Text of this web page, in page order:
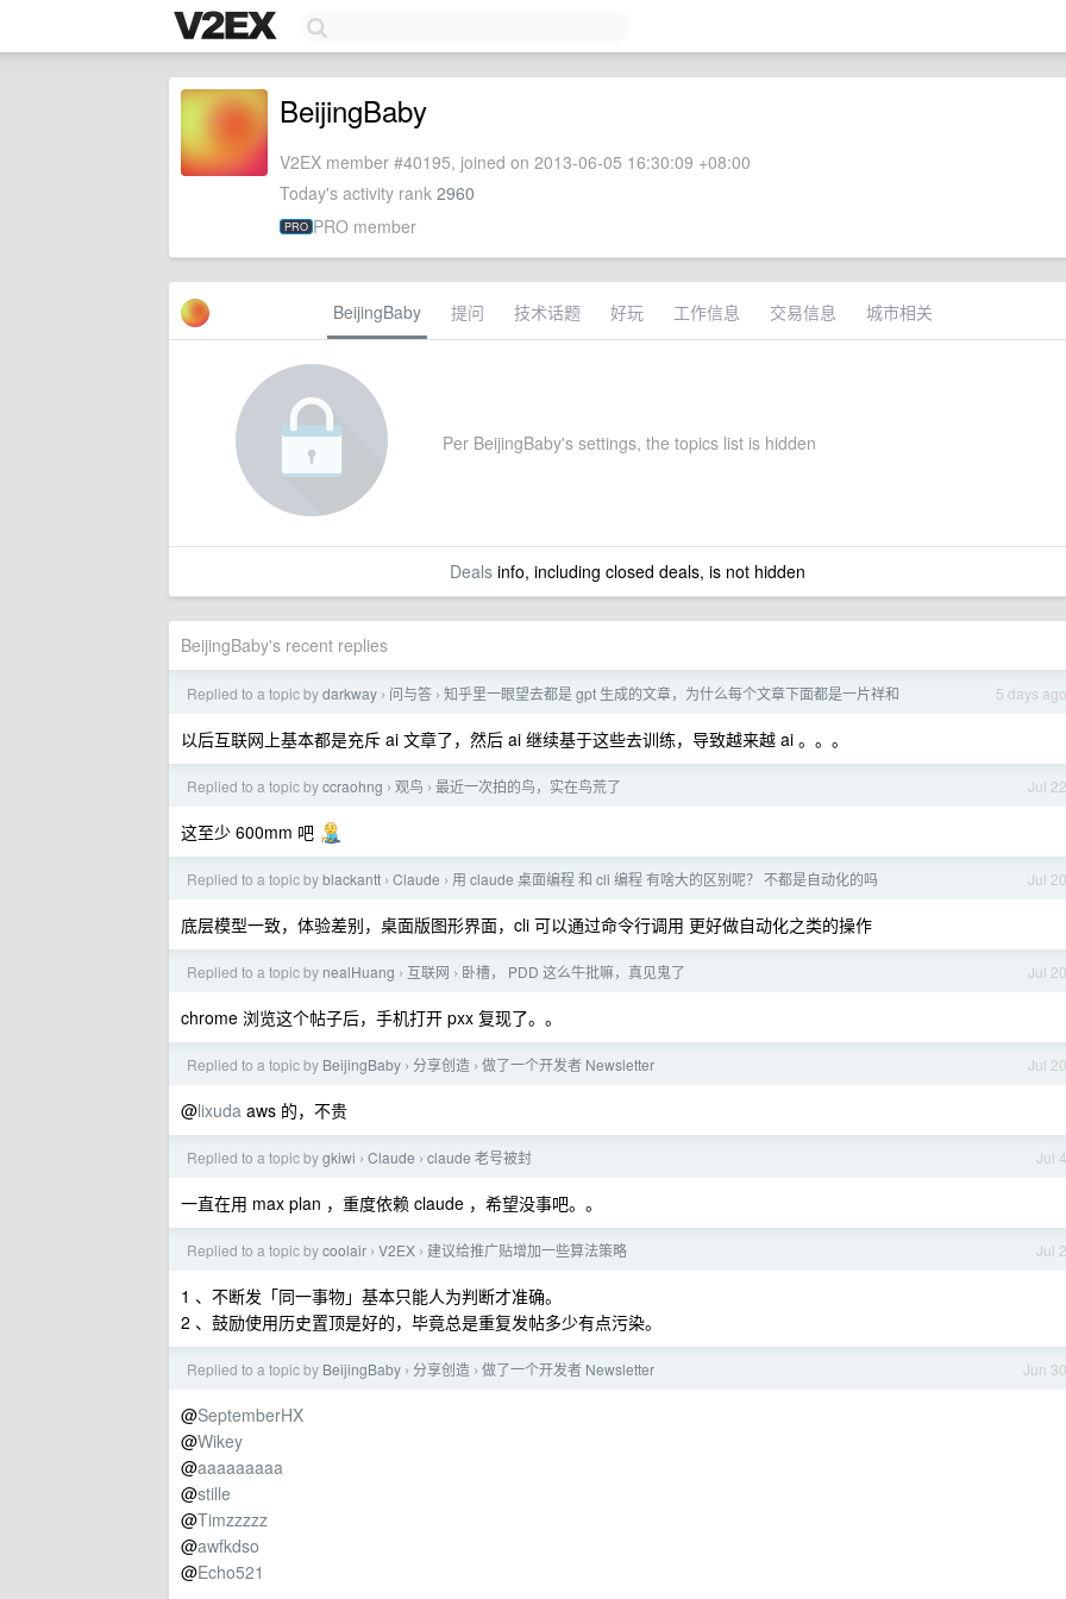
BeijingBaby
V2EX member #40195, joined on 2013-06-05 16:30:09 +08:00
Today's activity rank 2960
PRO PRO member
BeijingBaby 提问 技术话题 好玩 工作信息 交易信息 城市相关
Per BeijingBaby's settings, the topics list is hidden
Dealsinfo, including closed deals, is not hidden
BeijingBaby's recent replies
5 days ago
Replied to a topic bydarkway › 问与答 › 知乎里一眼望去都是 gpt 生成的文章，为什么每个文章下面都是一片祥和
以后互联网上基本都是充斥 ai 文章了，然后 ai 继续基于这些去训练，导致越来越 ai 。。。
Jul 22
Replied to a topic byccraohng › 观鸟 › 最近一次拍的鸟，实在鸟荒了
这至少 600mm 吧
Jul 20
Replied to a topic byblackantt › Claude › 用 claude 桌面编程 和 cli 编程 有啥大的区别呢？ 不都是自动化的吗
底层模型一致，体验差别，桌面版图形界面，cli 可以通过命令行调用 更好做自动化之类的操作
Jul 20
Replied to a topic by nealHuang › 互联网 › 卧槽， PDD 这么牛批嘛，真见鬼了
chrome 浏览这个帖子后，手机打开 pxx 复现了。。
Jul 20
Replied to a topic by BeijingBaby › 分享创造 › 做了一个开发者 Newsletter
@lixuda aws 的，不贵
Jul 4
Replied to a topic bygkiwi › Claude › claude 老号被封
一直在用 max plan ，重度依赖 claude ，希望没事吧。。
Jul 2
Replied to a topic bycoolair › V2EX › 建议给推广贴增加一些算法策略
1 、不断发「同一事物」基本只能人为判断才准确。
2 、鼓励使用历史置顶是好的，毕竟总是重复发帖多少有点污染。
Jun 30
Replied to a topic by BeijingBaby › 分享创造 › 做了一个开发者 Newsletter
@SeptemberHX
@Wikey
@aaaaaaaaa
@stille
@Timzzzzz
@awfkdso
@Echo521